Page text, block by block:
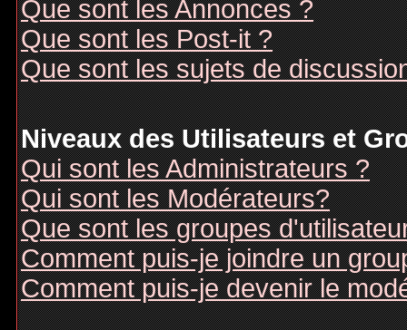
Que sont les Annonces ?
Que sont les Post-it ?
Que sont les sujets de
Niveaux des Utilisateurs et
Qui sont les Administrateurs ?
Qui sont les Modérateurs?
Que sont les groupes
Comment puis-je joindre un
Comment puis-je devenir le